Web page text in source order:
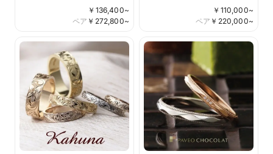
￥ 136,400~
￥ 272,800~
ペア
￥ 110,000~
￥ 220,000~
ペア